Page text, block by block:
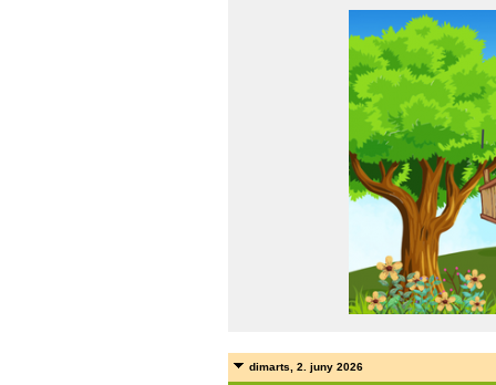
dimarts, 2. juny 2026